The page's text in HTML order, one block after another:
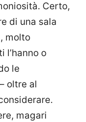
Certo,
di una sala
molto
l’hanno o
le
oltre al
magari